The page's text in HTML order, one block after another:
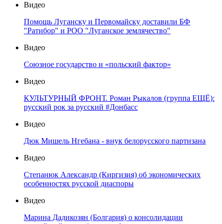
Видео
Помощь Луганску и Первомайску доставили БФ
"Ратибор" и РОО "Луганское землячество"
Видео
Союзное государство и «польский фактор»
Видео
КУЛЬТУРНЫЙ ФРОНТ. Роман Рыкалов (группа ЕЩЁ):
русский рок за русский #Донбасс
Видео
Дюк Мишель Нгебана - внук белорусского партизана
Видео
Степанюк Александр (Киргизия) об экономических
особенностях русской диаспоры
Видео
Марина Дадикозян (Болгария) о консолидации